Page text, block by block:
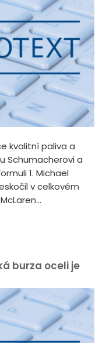
kvalitní paliva a
Schumacherovi a
1. Michael
v celkovém
burza oceli je